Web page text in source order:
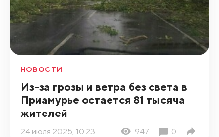
НОВОСТИ
Из-за грозы и ветра без света в
Приамурье остается 81 тысяча
жителей
24 июля 2025, 10:23 947 0